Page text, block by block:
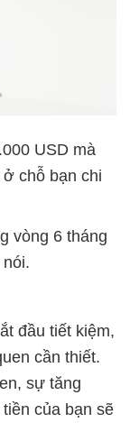
USD mà
chỗ bạn chi
vòng 6 tháng
đầu tiết kiệm,
cần thiết.
sự tăng
của bạn sẽ